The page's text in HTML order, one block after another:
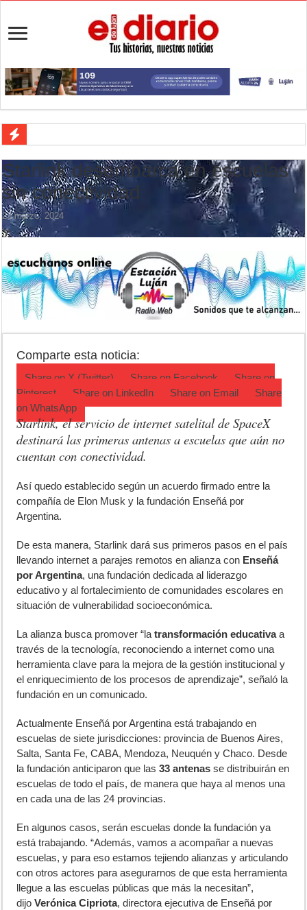
Veredas nuevas en una escuela de Luján: cómo avanza la obra en La
Aportes para los JJ.BB: la Provincia repartió $554,5 millones entre
Flandria empató 1 a 1 ante UAI Urquiza en Jáuregui
Flandria afronta una final anticipada ante UAI Urquiza
Actividades en Luján: qué hacer este fin de semana
Salud mental: Luján puso el bienestar emocional en el centro del
Turismo en Luján: las vacaciones de invierno impulsaron la
Desbaratan un punto de venta de drogas en el barrio Padre Varela y
Starlink desembarca en escuelas
sin conectividad
23 marzo, 2024
Comparte esta noticia:
Share on X (Twitter) Share on Facebook
Share on
Pinterest
Share on LinkedIn Share on Email
Share
onWhatsApp
Starlink, el servicio de internet satelital de SpaceX
destinará las primeras antenas a escuelas que aún no
cuentan con conectividad.
Así quedo establecido según un acuerdo firmado entre la
compañía de Elon Musk y la fundación Enseñá por
Argentina.
De esta manera, Starlink dará sus primeros pasos en el país
llevando internet a parajes remotos en alianza con Enseñá
por Argentina, una fundación dedicada al liderazgo
educativo y al fortalecimiento de comunidades escolares en
situación de vulnerabilidad socioeconómica.
La alianza busca promover “latransformación educativaa
través de la tecnología, reconociendo a internet como una
herramienta clave para la mejora de la gestión institucional y
el enriquecimiento de los procesos de aprendizaje”, señaló la
fundación en un comunicado.
Actualmente Enseñá por Argentina está trabajando en
escuelas de siete jurisdicciones: provincia de Buenos Aires,
Salta, Santa Fe, CABA, Mendoza, Neuquén y Chaco. Desde
la fundación anticiparon que las33 antenas se distribuirán en
escuelas de todo el país, de manera que haya al menos una
en cada una de las 24 provincias.
En algunos casos, serán escuelas donde la fundación ya
está trabajando. “Además, vamos a acompañar a nuevas
escuelas, y para eso estamos tejiendo alianzas y articulando
con otros actores para asegurarnos de que esta herramienta
llegue a las escuelas públicas que más la necesitan”,
dijoVerónica Cipriota, directora ejecutiva de Enseñá por